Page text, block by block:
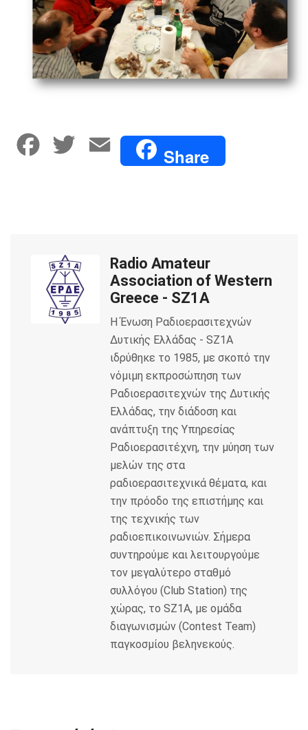
b
o
t
e
E
l
Share
Radio Amateur
Association of Western
Greece - SZ1A
Η Ένωση Ραδιοερασιτεχνών
Δυτικής Ελλάδας - SZ1A
ιδρύθηκε το 1985, με σκοπό την
νόμιμη εκπροσώπηση των
Ραδιοερασιτεχνών της Δυτικής
Ελλάδας, την διάδοση και
ανάπτυξη της Υπηρεσίας
Ραδιοερασιτέχνη, την μύηση των
μελών της στα
ραδιοερασιτεχνικά θέματα, και
την πρόοδο της επιστήμης και
της τεχνικής των
ραδιοεπικοινωνιών. Σήμερα
συντηρούμε και λειτουργούμε
τον μεγαλύτερο σταθμό
συλλόγου (Club Station) της
χώρας, το SZ1A, με ομάδα
διαγωνισμών (Contest Team)
παγκοσμίου βεληνεκούς.